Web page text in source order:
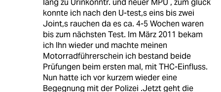
lang zu Urinkonntr. und neuer MPU , zum glück
konnte ich nach den U-test,s eins bis zwei
Joint,s rauchen da es ca. 4-5 Wochen waren
bis zum nächsten Test. Im März 2011 bekam
ich Ihn wieder und machte meinen
Motorradführerschein ich bestand beide
Prüfungen beim ersten mal, mit THC-Einfluss.
Nun hatte ich vor kurzem wieder eine
Begegnung mit der Polizei .Jetzt geht die